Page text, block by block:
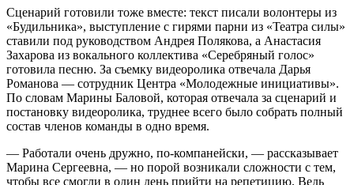
Сценарий готовили тоже вместе: текст писали волонтеры из
«Будильника», выступление с гирями парни из «Театра силы»
ставили под руководством Андрея Полякова, а Анастасия
Захарова из вокального коллектива «Серебряный голос»
готовила песню. За съемку видеоролика отвечала Дарья
Романова — сотрудник Центра «Молодежные инициативы».
По словам Марины Баловой, которая отвечала за сценарий и
постановку видеоролика, труднее всего было собрать полный
состав членов команды в одно время.
— Работали очень дружно, по-компанейски, — рассказывает
Марина Сергеевна, — но порой возникали сложности с тем,
чтобы все смогли в один день прийти на репетицию. Ведь